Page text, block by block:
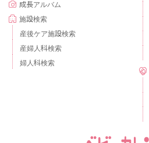
成長アルバム
施設検索
産後ケア施設検索
産婦人科検索
婦人科検索